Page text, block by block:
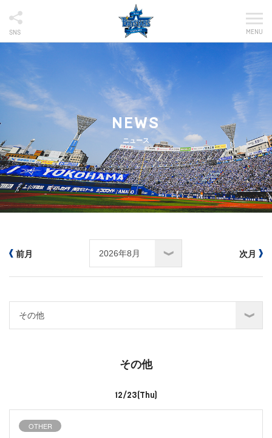
SNS MENU
NEWS
ニュース
前月 次月
その他
12/23(Thu)
OTHER